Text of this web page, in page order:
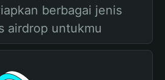
berbagai jenis
airdrop untukmu